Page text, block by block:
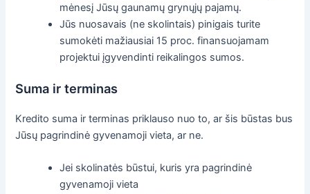
mėnesį Jūsų gaunamų grynųjų pajamų.
Jūs nuosavais (ne skolintais) pinigais turite
sumokėti mažiausiai 15 proc. finansuojamam
projektui įgyvendinti reikalingos sumos.
Suma ir terminas
Kredito suma ir terminas priklauso nuo to, ar šis būstas bus
Jūsų pagrindinė gyvenamoji vieta, ar ne.
Jei skolinatės būstui, kuris yra pagrindinė
gyvenamoji vieta